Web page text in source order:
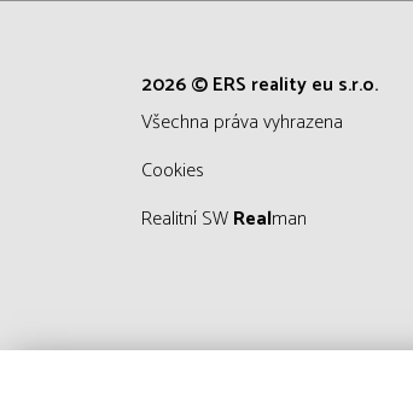
2026 © ERS reality eu s.r.o.
všechna práva vyhrazena
Cookies
Realitní SWRealman